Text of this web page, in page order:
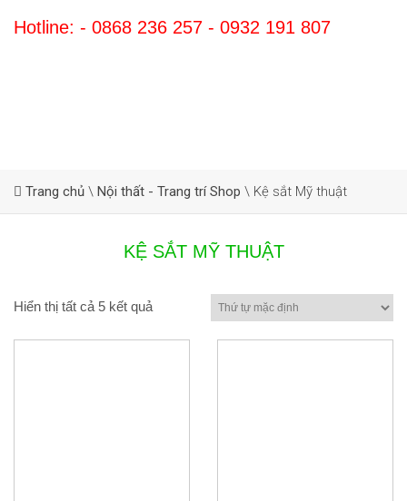
Hotline: - 0868 236 257 - 0932 191 807
Trang chủ \ Nội thất - Trang trí Shop \ Kệ sắt Mỹ thuật
KỆ SẮT MỸ THUẬT
Hiển thị tất cả 5 kết quả